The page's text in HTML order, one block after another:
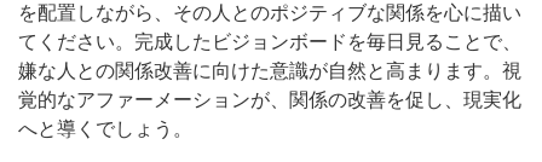
を配置しながら、その人とのポジティブな関係を心に描い
てください。完成したビジョンボードを毎日見ることで、
嫌な人との関係改善に向けた意識が自然と高まります。視
覚的なアファーメーションが、関係の改善を促し、現実化
へと導くでしょう。